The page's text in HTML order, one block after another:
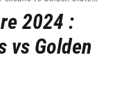
2024 :
vs Golden